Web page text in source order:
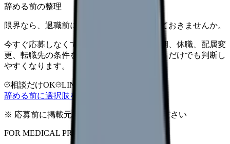
辞める前の整理
限界なら、退職前に次の逃げ道だけ確保しておきませんか。
今すぐ応募しなくても大丈夫です。退職時期、休職、配属変
更、転職先の条件を第三者に整理してもらうだけでも判断し
やすくなります。
相談だけOK LINE相談OK
辞める前に選択肢を確認する
※ 応募前に掲載元の最新情報を確認してください
FOR MEDICAL PROVIDERS